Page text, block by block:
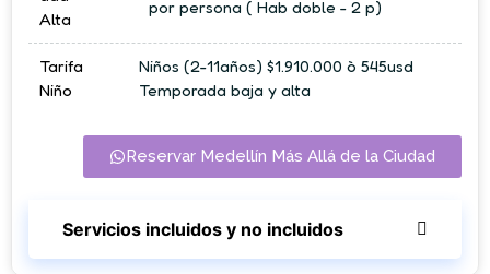
Reservar Medellín Más Allá de la Ciudad
Alta
por persona ( Hab doble - 2 p)
Tarifa
Niño
Niños (2-11años) $1.910.000 ò 545usd
Temporada baja y alta
Servicios incluidos y no incluidos